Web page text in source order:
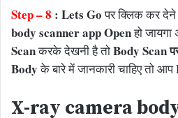
Step – 8 : Lets Goपर क्लिक कर देने
body scanner app Openहो
Scanकरके देखनी है तोBody Scan
Bodyके बारे में जानकारी चाहिए तो आप
X-ray camera